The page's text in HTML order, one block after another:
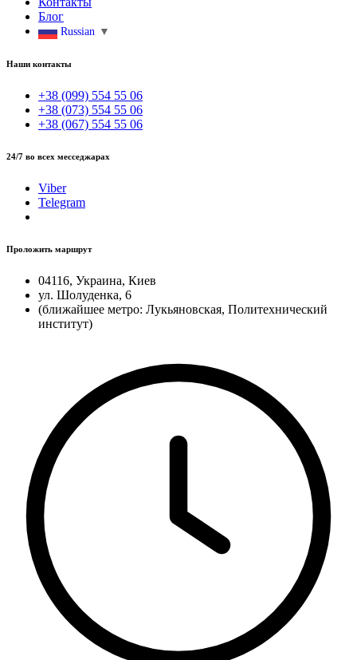
Блог
Russian ▼
Наши контакты
+38 (099) 554 55 06
+38 (073) 554 55 06
+38 (067) 554 55 06
24/7 во всех месседжарах
Viber
Telegram
Проложить маршрут
04116, Украина, Киев
ул. Шолуденка, 6
(ближайшее метро: Лукьяновская, Политехнический
институт)